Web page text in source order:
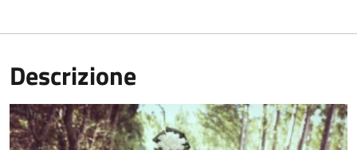
Descrizione